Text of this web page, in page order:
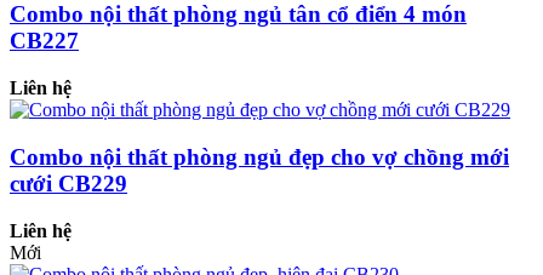
Combo nội thất phòng ngủ tân cổ điển 4 món
CB227
Liên hệ
Combo nội thất phòng ngủ đẹp cho vợ chồng mới
cưới CB229
Liên hệ
Mới